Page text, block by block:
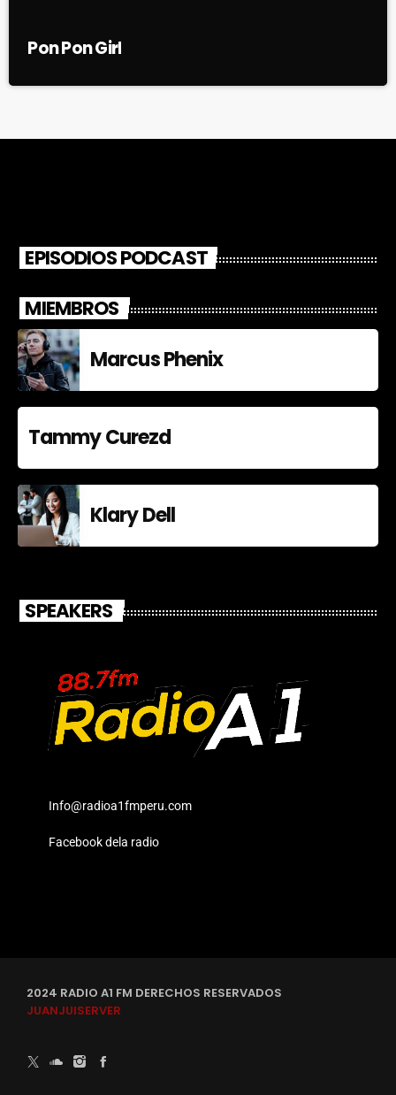
Pon Pon Girl
EPISODIOS PODCAST
MIEMBROS
Marcus Phenix
Tammy Curezd
Klary Dell
SPEAKERS
Info@radioa1fmperu.com
Facebook dela radio
2024 RADIO A1 FM DERECHOS RESERVADOS
JUANJUISERVER